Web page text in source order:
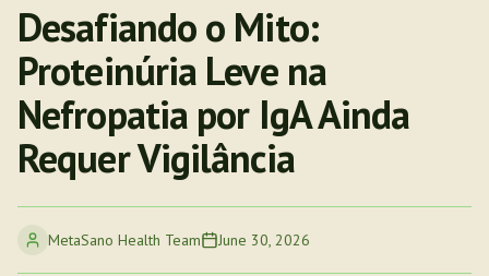
Desafiando o Mito:
Proteinúria Leve na
Nefropatia por IgA Ainda
Requer Vigilância
MetaSano Health Team June 30, 2026